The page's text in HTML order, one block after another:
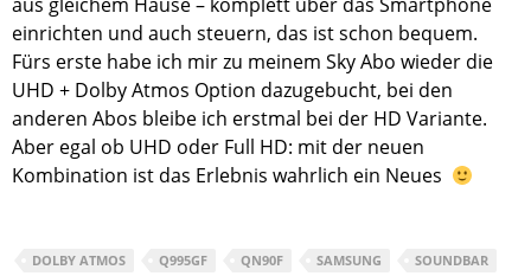
einrichten und auch steuern, das ist schon bequem.
Fürs erste habe ich mir zu meinem Sky Abo wieder die
UHD + Dolby Atmos Option dazugebucht, bei den
anderen Abos bleibe ich erstmal bei der HD Variante.
Aber egal ob UHD oder Full HD: mit der neuen
Kombination ist das Erlebnis wahrlich ein Neues
DOLBY ATMOS Q995GF QN90F SAMSUNG
SOUNDBAR